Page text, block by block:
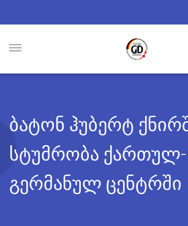
ბატონ ჰუბერტ
სტუმრობა ქართულ-
გერმანულ ცენტრში